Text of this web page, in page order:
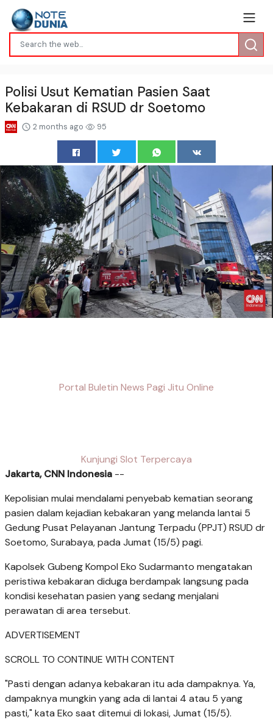
Polisi Usut Kematian Pasien Saat
Kebakaran di RSUD dr Soetomo
2 months ago 95
Portal Buletin News Pagi Jitu Online
Kunjungi Slot Terpercaya
Jakarta, CNN Indonesia --
Kepolisian mulai mendalami penyebab kematian seorang
pasien dalam kejadian kebakaran yang melanda lantai 5
Gedung Pusat Pelayanan Jantung Terpadu (PPJT) RSUD dr
Soetomo, Surabaya, pada Jumat (15/5) pagi.
Kapolsek Gubeng Kompol Eko Sudarmanto mengatakan
peristiwa kebakaran diduga berdampak langsung pada
kondisi kesehatan pasien yang sedang menjalani
perawatan di area tersebut.
ADVERTISEMENT
SCROLL TO CONTINUE WITH CONTENT
"Pasti dengan adanya kebakaran itu ada dampaknya. Ya,
dampaknya mungkin yang ada di lantai 4 atau 5 yang
pasti," kata Eko saat ditemui di lokasi, Jumat (15/5).